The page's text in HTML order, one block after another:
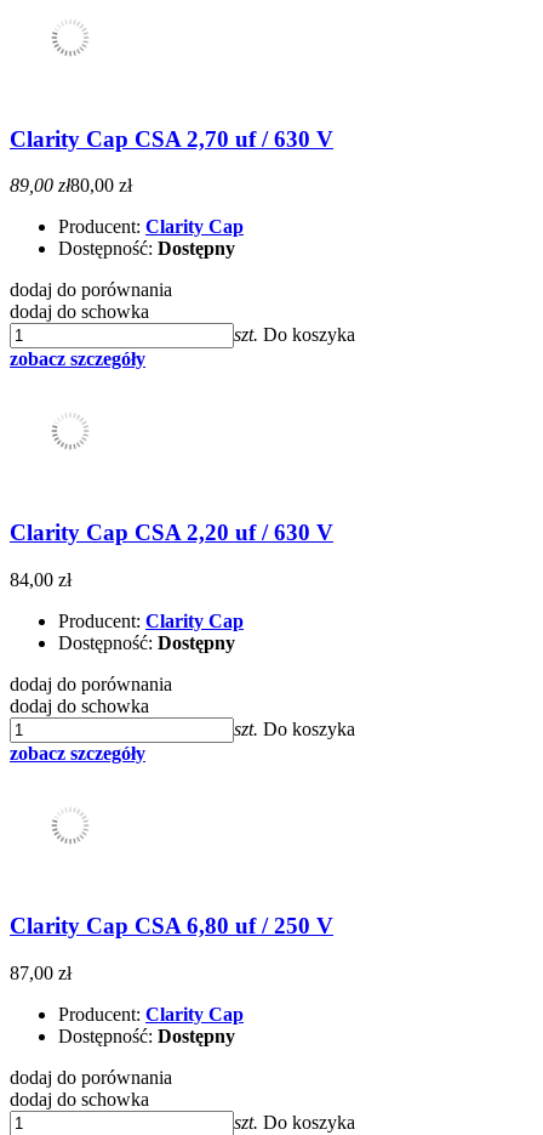
Clarity Cap CSA 2,70 uf / 630 V
89,00 zł80,00 zł
Producent: Clarity Cap
Dostępność: Dostępny
dodaj do porównania
dodaj do schowka
szt. Do koszyka
zobacz szczegóły
Clarity Cap CSA 2,20 uf / 630 V
84,00 zł
Producent: Clarity Cap
Dostępność: Dostępny
dodaj do porównania
dodaj do schowka
szt. Do koszyka
zobacz szczegóły
Clarity Cap CSA 6,80 uf / 250 V
87,00 zł
Producent: Clarity Cap
Dostępność: Dostępny
dodaj do porównania
dodaj do schowka
szt. Do koszyka